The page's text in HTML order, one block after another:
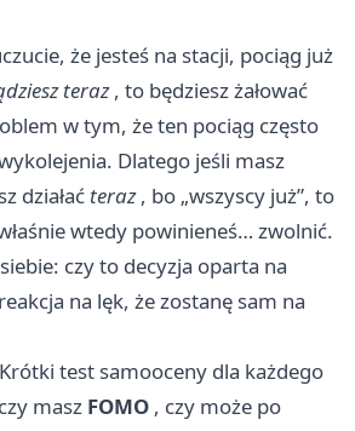
że jesteś na stacji, pociąg już
teraz, to będziesz żałować
w tym, że ten pociąg często
Dlatego jeśli masz
działać teraz, bo „wszyscy już”, to
wtedy powinieneś… zwolnić.
czy to decyzja oparta na
na lęk, że zostanę sam na
test samooceny dla każdego
masz FOMO , czy może po